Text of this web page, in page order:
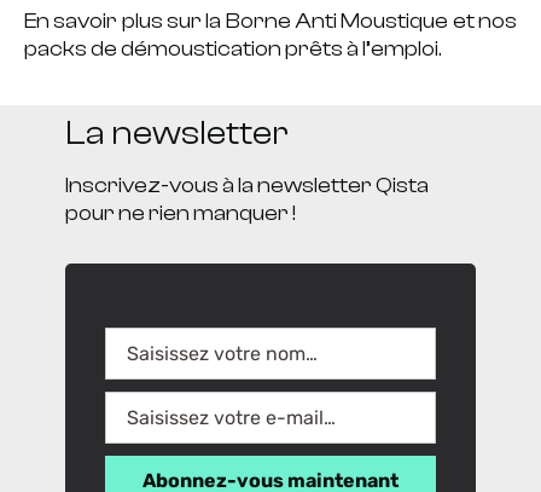
En savoir plus sur la Borne Anti Moustique et nos
packs de démoustication prêts à l’emploi.
La newsletter
Inscrivez-vous à la newsletter Qista
pour ne rien manquer !